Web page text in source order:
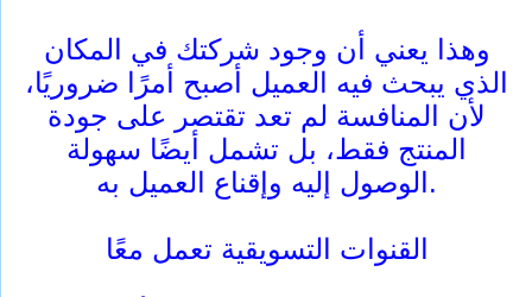
وهذا يعني أن وجود شركتك في المكان
الذي يبحث فيه العميل أصبح أمرًا ضروريًا،
لأن المنافسة لم تعد تقتصر على جودة
المنتج فقط، بل تشمل أيضًا سهولة
الوصول إليه وإقناع العميل به.
القنوات التسويقية تعمل معًا